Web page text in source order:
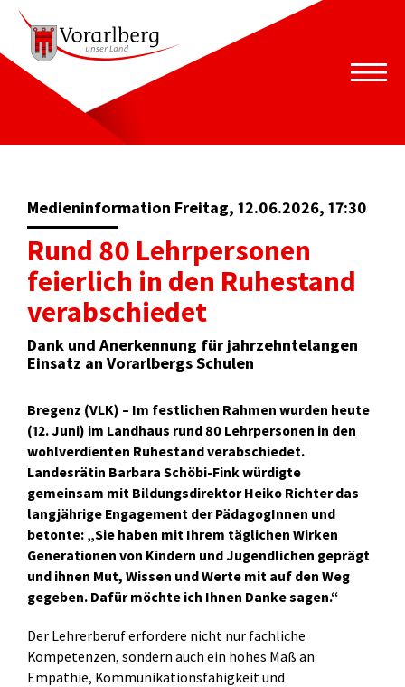
Medieninformation Freitag, 12.06.2026, 17:30
Rund 80 Lehrpersonen
feierlich in den Ruhestand
verabschiedet
Dank und Anerkennung für jahrzehntelangen
Einsatz an Vorarlbergs Schulen
Bregenz (VLK) – Im festlichen Rahmen wurden heute
(12. Juni) im Landhaus rund 80 Lehrpersonen in den
wohlverdienten Ruhestand verabschiedet.
Landesrätin Barbara Schöbi-Fink würdigte
gemeinsam mit Bildungsdirektor Heiko Richter das
langjährige Engagement der PädagogInnen und
betonte: „Sie haben mit Ihrem täglichen Wirken
Generationen von Kindern und Jugendlichen geprägt
und ihnen Mut, Wissen und Werte mit auf den Weg
gegeben. Dafür möchte ich Ihnen Danke sagen.“
Der Lehrerberuf erfordere nicht nur fachliche
Kompetenzen, sondern auch ein hohes Maß an
Empathie, Kommunikationsfähigkeit und